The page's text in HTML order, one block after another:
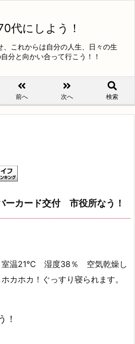
代にしよう！
、これからは自分の人生、日々の生
分と向かい合って行こう！！
前へ 次へ 検索
ーカード交付 市役所なう！
室温21℃ 湿度38％ 空気乾燥し
カホカ！ぐっすり寝られます。
！